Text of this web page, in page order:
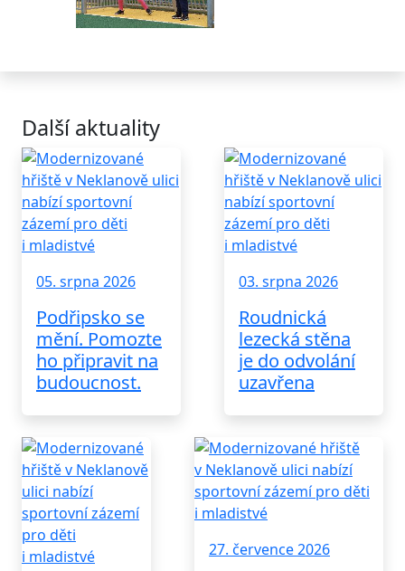
Další aktuality
05. srpna 2026
Podřipsko se
mění. Pomozte
ho připravit na
budoucnost.
03. srpna 2026
Roudnická
lezecká stěna
je do odvolání
uzavřena
27. července 2026